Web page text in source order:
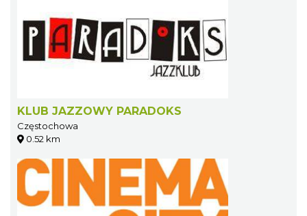
KLUB JAZZOWY PARADOKS
Częstochowa
0.52 km